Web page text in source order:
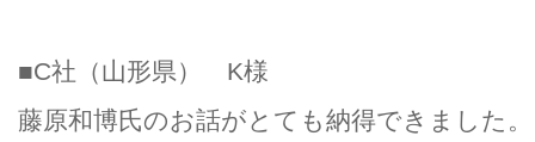
■C社（山形県） K様
藤原和博氏のお話がとても納得できました。